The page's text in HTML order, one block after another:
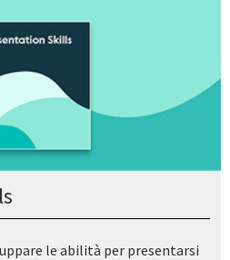
le abilità per presentarsi